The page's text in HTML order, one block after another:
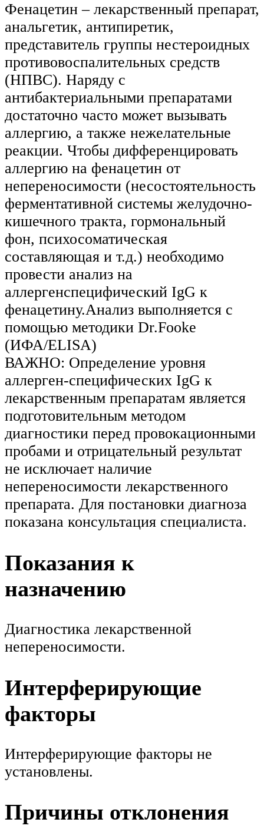
Фенацетин – лекарственный препарат,
анальгетик, антипиретик,
представитель группы нестероидных
противовоспалительных средств
(НПВС). Наряду с
антибактериальными препаратами
достаточно часто может вызывать
аллергию, а также нежелательные
реакции. Чтобы дифференцировать
аллергию на фенацетин от
непереносимости (несостоятельность
ферментативной системы желудочно-
кишечного тракта, гормональный
фон, психосоматическая
составляющая и т.д.) необходимо
провести анализ на
аллергенспецифический IgG к
фенацетину.Анализ выполняется с
помощью методики Dr.Fooke
(ИФА/ELISA)
ВАЖНО: Определение уровня
аллерген-специфических IgG к
лекарственным препаратам является
подготовительным методом
диагностики перед провокационными
пробами и отрицательный результат
не исключает наличие
непереносимости лекарственного
препарата. Для постановки диагноза
показана консультация специалиста.
Показания к
назначению
Диагностика лекарственной
непереносимости.
Интерферирующие
факторы
Интерферирующие факторы не
установлены.
Причины отклонения